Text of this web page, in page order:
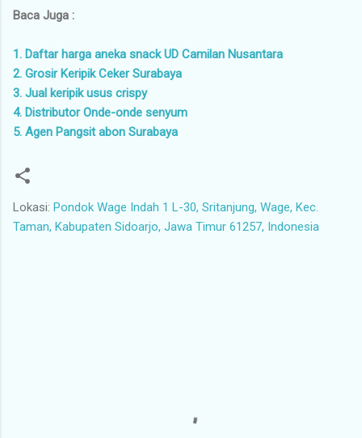
Baca Juga :
1. Daftar harga aneka snack UD Camilan Nusantara
2. Grosir Keripik Ceker Surabaya
3. Jual keripik usus crispy
4. Distributor Onde-onde senyum
5. Agen Pangsit abon Surabaya
Lokasi: Pondok Wage Indah 1 L-30, Sritanjung, Wage, Kec.
Taman, Kabupaten Sidoarjo, Jawa Timur 61257, Indonesia